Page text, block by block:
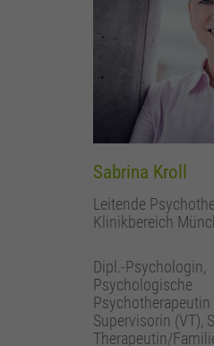
Sabrina Kroll
Leitende
Klinikbereich
Dipl.-Psychologin,
Psychologische
Psychotherapeutin
Supervisorin (VT),
Therapeutin/